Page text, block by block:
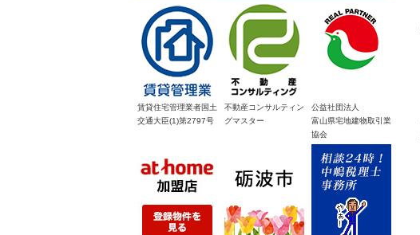
賃貸住宅管理業者国土
交通大臣(1)第2797号
不動産コンサルティン
グマスター
公益社団法人
富山県宅地建物取引業
協会